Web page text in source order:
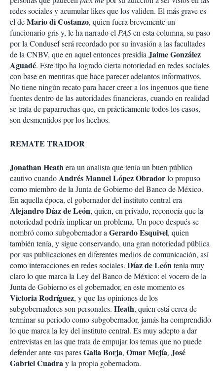
a
r
t
i
r
redes sociales y acumular likes que los validen. El más grave es
el deMario di Costanzo, quien fuera brevemente un
funcionario gris y, le ha narrado el PASen esta columna, su paso
por la Condusef será recordado por su invasión a las facultades
de la CNBV, que en aquel entonces presidía Jaime González
Aguadé. Este tipo ha logrado cierta notoriedad en redes sociales
con base en mentiras que hace parecer adelantos informativos.
No tiene ningún recato para hacer creer a los ingenuos que tiene
fuentes dentro de las autoridades financieras, cuando en realidad
se trata de paparruchas que, en prácticamente todos los casos,
son desmentidos por los hechos.
REMATE TRAIDOR
Jonathan Heathera un analista que tenía un buen público
cautivo cuandoAndrés Manuel López Obradorlo propuso
como miembro de la Junta de Gobierno del Banco de México.
En aquella época, el gobernador del instituto central era
Alejandro Díaz de León, quien, en privado, reconocía que la
notoriedad podría implicar un problema. Un poco después se
nombró como subgobernador a Gerardo Esquivel, quien
también tenía, y sigue conservando, una gran notoriedad pública
por sus publicaciones en diferentes medios de comunicación, así
como interacciones en redes sociales. Díaz de Leóntenía muy
claro lo que marca la Ley del Banco de México: el vocero de la
Junta de Gobierno es el gobernador, en este momento es
Victoria Rodríguez, y que las opiniones de los
subgobernadores son personales. Heath, quien está cerca de
terminar su periodo como subgobernador, jamás ha comprendido
lo que marca la ley del instituto central. Es muy adepto a dar
entrevistas en las que trata de empujar los temas que no puede
defender ante sus paresGalia Borja, Omar Mejía, José
Gabriel Cuadray la propia gobernadora.